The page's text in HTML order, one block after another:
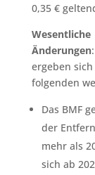
0,35 €
Wesentliche
Änderungen
ergeben
folgenden
Das BMF
der
mehr als
sich ab